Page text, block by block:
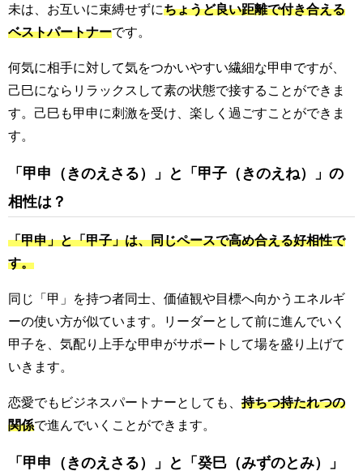
未は、お互いに束縛せずにちょうど良い距離で付き合える
ベストパートナーです。
何気に相手に対して気をつかいやすい繊細な甲申ですが、
己巳にならリラックスして素の状態で接することができま
す。己巳も甲申に刺激を受け、楽しく過ごすことができま
す。
「甲申（きのえさる）」と「甲子（きのえね）」の
相性は？
「甲申」と「甲子」は、同じペースで高め合える好相性で
す。
同じ「甲」を持つ者同士、価値観や目標へ向かうエネルギ
ーの使い方が似ています。リーダーとして前に進んでいく
甲子を、気配り上手な甲申がサポートして場を盛り上げて
いきます。
恋愛でもビジネスパートナーとしても、 持ちつ持たれつの
関係で進んでいくことができます。
「甲申（きのえさる）」と「癸巳（みずのとみ）」